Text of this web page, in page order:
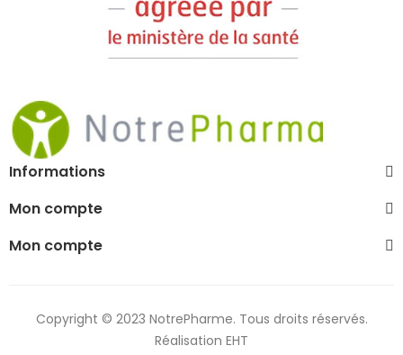
Informations
Mon compte
Mon compte
Copyright © 2023 NotrePharme. Tous droits réservés.
Réalisation EHT